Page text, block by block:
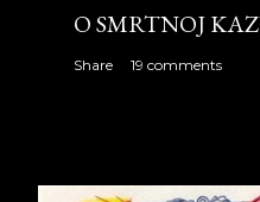
O SMRTNOJ
Share 19 comments